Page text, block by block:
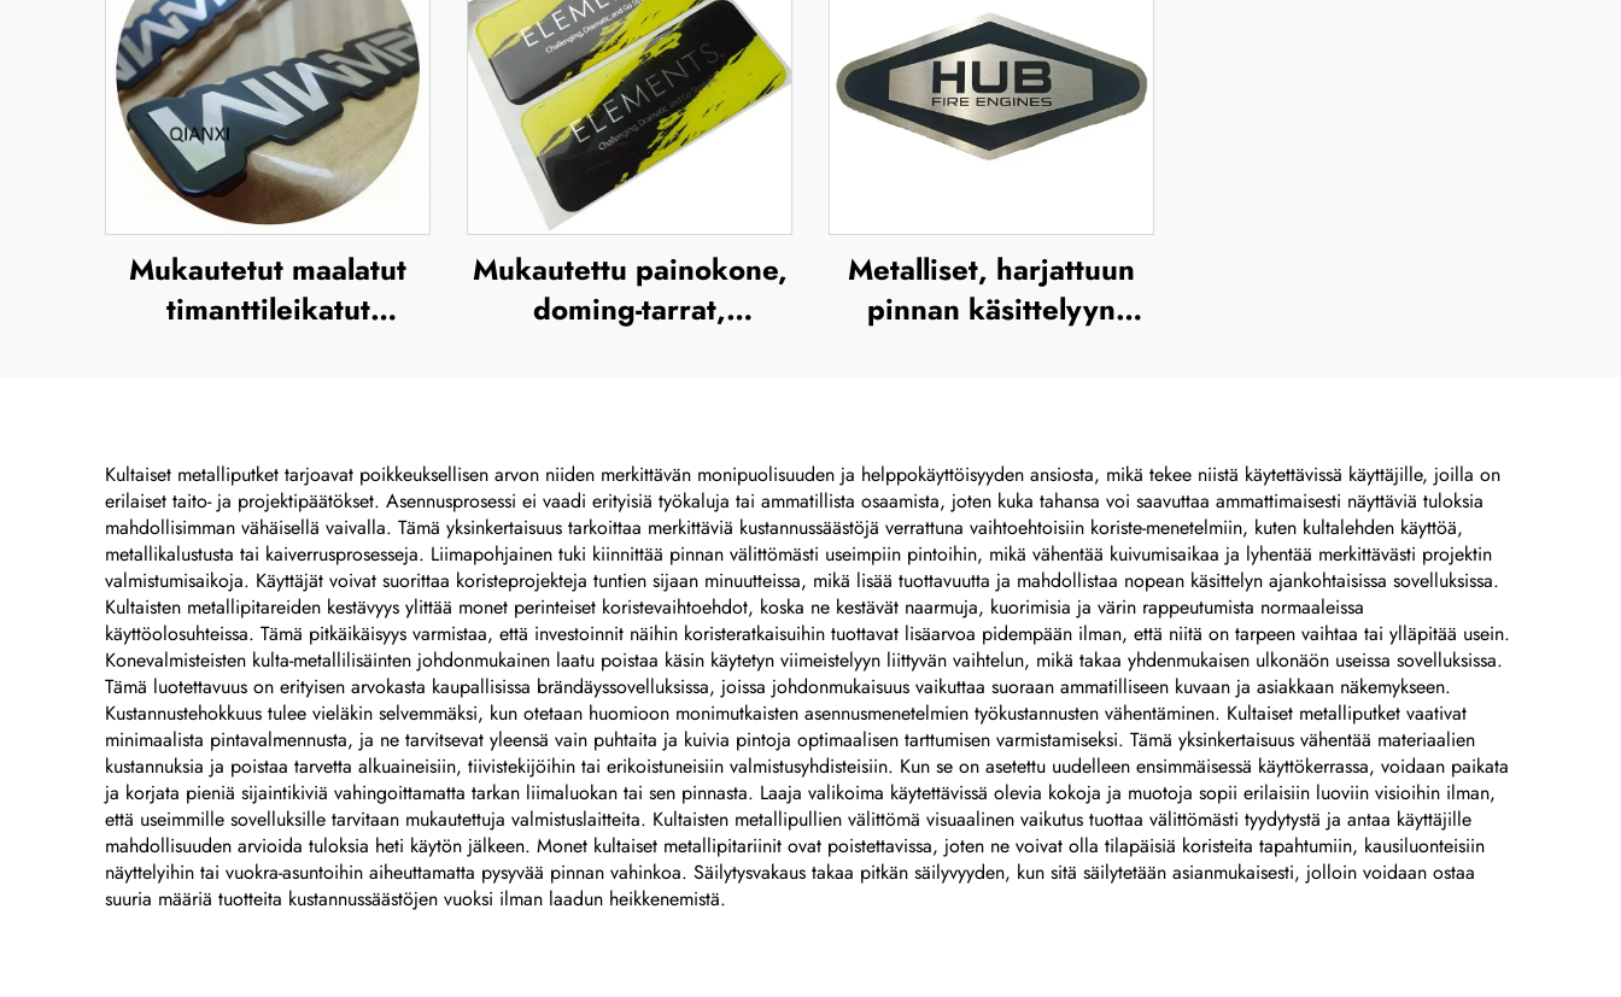
Mukautetut maalatut
timanttileikatut
Mukautettu painokone,
doming-tarrat,
muovattu kupolamainen
3D-tarra
Metalliset, harjattuun
pinnan käsittelyyn
teräksestä valmistettuja
kilviä, syövytettyjä
nimikilviä, merkkiä,
lasergraavattuja
anodisoituja
alumiinikilviä,
tarrakilviä
Kultaiset metalliputket tarjoavat poikkeuksellisen arvon niiden merkittävän monipuolisuuden ja helppokäyttöisyyden ansiosta, mikä tekee niistä käytettävissä käyttäjille, joilla on
erilaiset taito- ja projektipäätökset. Asennusprosessi ei vaadi erityisiä työkaluja tai ammatillista osaamista, joten kuka tahansa voi saavuttaa ammattimaisesti näyttäviä tuloksia
mahdollisimman vähäisellä vaivalla. Tämä yksinkertaisuus tarkoittaa merkittäviä kustannussäästöjä verrattuna vaihtoehtoisiin koriste-menetelmiin, kuten kultalehden käyttöä,
metallikalustusta tai kaiverrusprosesseja. Liimapohjainen tuki kiinnittää pinnan välittömästi useimpiin pintoihin, mikä vähentää kuivumisaikaa ja lyhentää merkittävästi projektin
valmistumisaikoja. Käyttäjät voivat suorittaa koristeprojekteja tuntien sijaan minuutteissa, mikä lisää tuottavuutta ja mahdollistaa nopean käsittelyn ajankohtaisissa sovelluksissa.
Kultaisten metallipitareiden kestävyys ylittää monet perinteiset koristevaihtoehdot, koska ne kestävät naarmuja, kuorimisia ja värin rappeutumista normaaleissa
käyttöolosuhteissa. Tämä pitkäikäisyys varmistaa, että investoinnit näihin koristeratkaisuihin tuottavat lisäarvoa pidempään ilman, että niitä on tarpeen vaihtaa tai ylläpitää usein.
Konevalmisteisten kulta-metallilisäinten johdonmukainen laatu poistaa käsin käytetyn viimeistelyyn liittyvän vaihtelun, mikä takaa yhdenmukaisen ulkonäön useissa sovelluksissa.
Tämä luotettavuus on erityisen arvokasta kaupallisissa brändäyssovelluksissa, joissa johdonmukaisuus vaikuttaa suoraan ammatilliseen kuvaan ja asiakkaan näkemykseen.
Kustannustehokkuus tulee vieläkin selvemmäksi, kun otetaan huomioon monimutkaisten asennusmenetelmien työkustannusten vähentäminen. Kultaiset metalliputket vaativat
minimaalista pintavalmennusta, ja ne tarvitsevat yleensä vain puhtaita ja kuivia pintoja optimaalisen tarttumisen varmistamiseksi. Tämä yksinkertaisuus vähentää materiaalien
kustannuksia ja poistaa tarvetta alkuaineisiin, tiivistekijöihin tai erikoistuneisiin valmistusyhdisteisiin. Kun se on asetettu uudelleen ensimmäisessä käyttökerrassa, voidaan paikata
ja korjata pieniä sijaintikiviä vahingoittamatta tarkan liimaluokan tai sen pinnasta. Laaja valikoima käytettävissä olevia kokoja ja muotoja sopii erilaisiin luoviin visioihin ilman,
että useimmille sovelluksille tarvitaan mukautettuja valmistuslaitteita. Kultaisten metallipullien välittömä visuaalinen vaikutus tuottaa välittömästi tyydytystä ja antaa käyttäjille
mahdollisuuden arvioida tuloksia heti käytön jälkeen. Monet kultaiset metallipitariinit ovat poistettavissa, joten ne voivat olla tilapäisiä koristeita tapahtumiin, kausiluonteisiin
näyttelyihin tai vuokra-asuntoihin aiheuttamatta pysyvää pinnan vahinkoa. Säilytysvakaus takaa pitkän säilyvyyden, kun sitä säilytetään asianmukaisesti, jolloin voidaan ostaa
suuria määriä tuotteita kustannussäästöjen vuoksi ilman laadun heikkenemistä.